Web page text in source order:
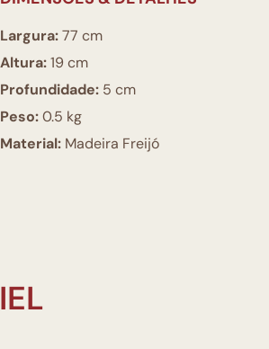
Largura:77 cm
Altura:19 cm
Profundidade: 5 cm
Peso:0.5 kg
Material: Madeira Freijó